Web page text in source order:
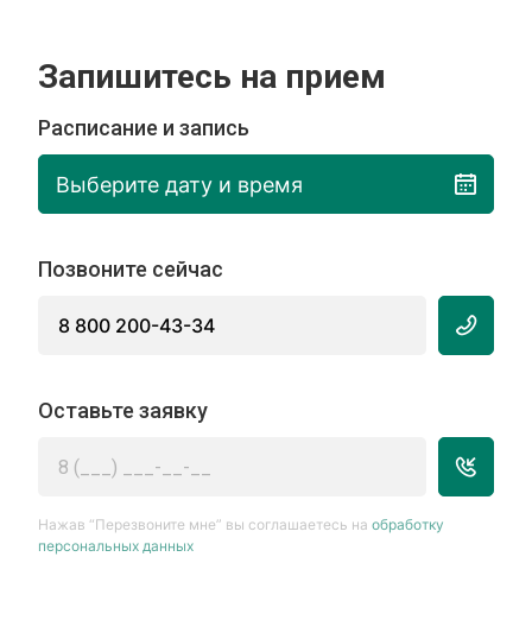
Запишитесь на прием
Расписание и запись
Выберите дату и время
Позвоните сейчас
8 800 200-43-34
Оставьте заявку
Нажав “Перезвоните мне” вы соглашаетесь наобработку
персональных данных